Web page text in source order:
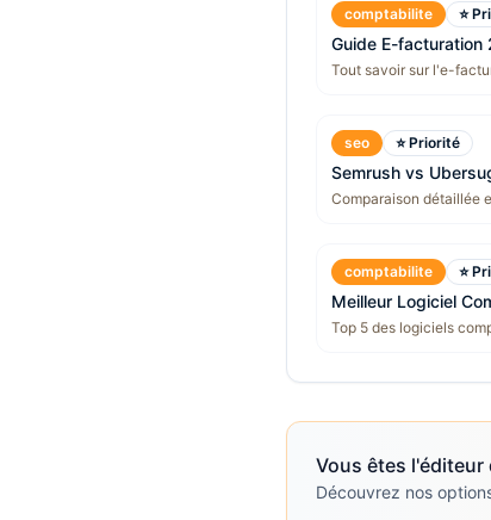
comptabilite ⭐
Guide E-facturation
Tout savoir sur l'e-
seo ⭐ Priorité
Semrush vs
Comparaison détaillée
comptabilite ⭐
Meilleur Logiciel
Top 5 des logiciels
Vous êtes l'éditeur
Découvrez nos